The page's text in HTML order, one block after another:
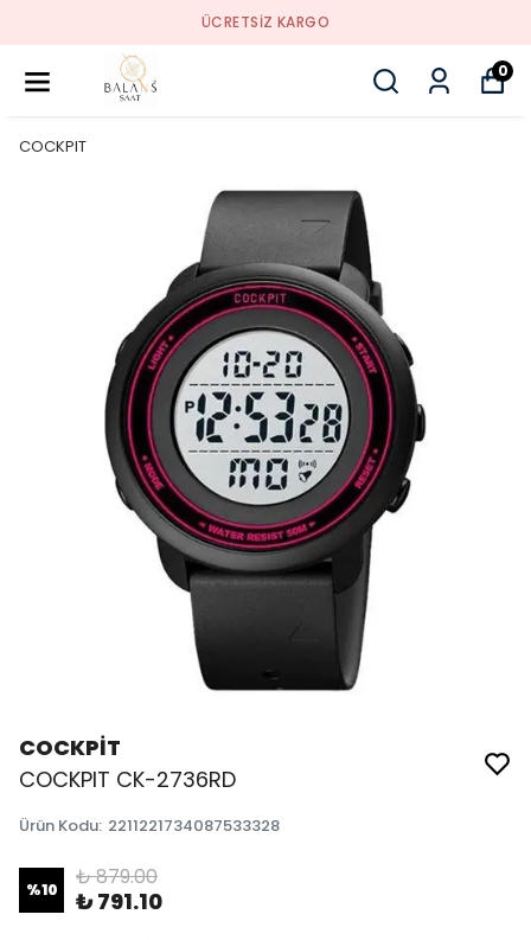
ÜCRETSIZ KARGO
0
COCKPIT
COCKPİT
COCKPIT CK-2736RD
Ürün Kodu: 2211221734087533328
%10 ₺ 879.00
₺ 791.10